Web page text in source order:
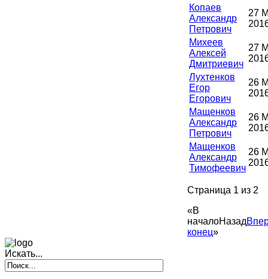
Копаев
Александр
Петрович
27
Михеев
Алексей
Дмитриевич
27
Лухтенков
Егор
Егорович
26
Мащенков
Александр
Петрович
26
Мащенков
Александр
Тимофеевич
26
Страница 1 из 2
«В
началоНазад
конец»
Искать...